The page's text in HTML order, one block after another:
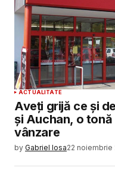
ACTUALITATE
Aveți grijă ce și
și Auchan, o
vânzare
by Gabriel Iosa22 noiembrie